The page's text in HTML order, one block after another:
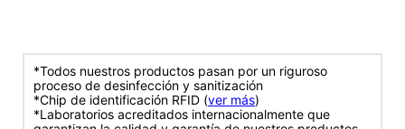
*Todos nuestros productos pasan por un riguroso
proceso de desinfección y sanitización
*Chip de identificación RFID (ver más)
*Laboratorios acreditados internacionalmente que